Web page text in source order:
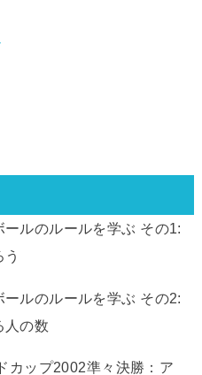
ールのルールを学ぶ その1:
ールのルールを学ぶ その2:
人の数
カップ2002準々決勝：ア